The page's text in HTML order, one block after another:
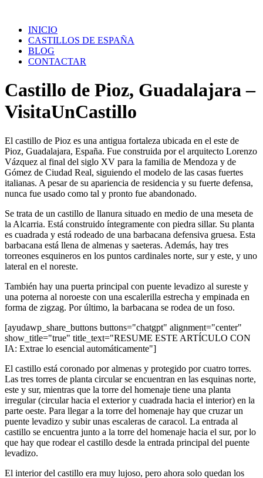
contenidoINICIO
CASTILLOS DE ESPAÑA
BLOG
CONTACTAR
Castillo de Pioz, Guadalajara –
VisitaUnCastillo
El castillo de Pioz es una antigua fortaleza ubicada en el este de
Pioz, Guadalajara, España. Fue construida por el arquitecto Lorenzo
Vázquez al final del siglo XV para la familia de Mendoza y de
Gómez de Ciudad Real, siguiendo el modelo de las casas fuertes
italianas. A pesar de su apariencia de residencia y su fuerte defensa,
nunca fue usado como tal y pronto fue abandonado.
Se trata de un castillo de llanura situado en medio de una meseta de
la Alcarria. Está construido íntegramente con piedra sillar. Su planta
es cuadrada y está rodeado de una barbacana defensiva gruesa. Esta
barbacana está llena de almenas y saeteras. Además, hay tres
torreones esquineros en los puntos cardinales norte, sur y este, y uno
lateral en el noreste.
También hay una puerta principal con puente levadizo al sureste y
una poterna al noroeste con una escalerilla estrecha y empinada en
forma de zigzag. Por último, la barbacana se rodea de un foso.
[ayudawp_share_buttons buttons="chatgpt" alignment="center"
show_title="true" title_text="RESUME ESTE ARTÍCULO CON
IA: Extrae lo esencial automáticamente"]
El castillo está coronado por almenas y protegido por cuatro torres.
Las tres torres de planta circular se encuentran en las esquinas norte,
este y sur, mientras que la torre del homenaje tiene una planta
irregular (circular hacia el exterior y cuadrada hacia el interior) en la
parte oeste. Para llegar a la torre del homenaje hay que cruzar un
puente levadizo y subir unas escaleras de caracol. La entrada al
castillo se encuentra junto a la torre del homenaje hacia el sur, por lo
que hay que rodear el castillo desde la entrada principal del puente
levadizo.
El interior del castillo era muy lujoso, pero ahora solo quedan los